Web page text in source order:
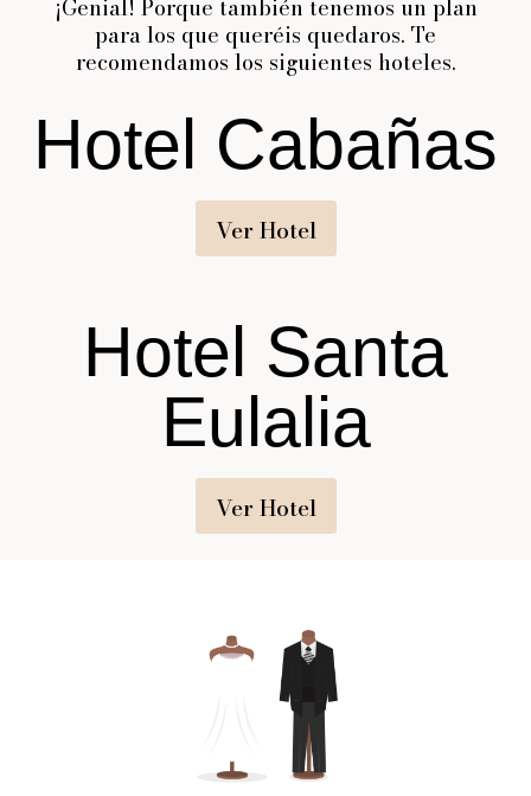
¡Genial! Porque también tenemos un plan
para los que queréis quedaros. Te
recomendamos los siguientes hoteles.
Hotel Cabañas
Ver Hotel
Hotel Santa
Eulalia
Ver Hotel